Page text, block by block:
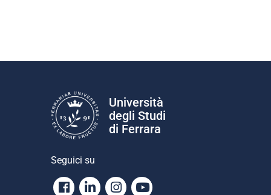
Università
degli Studi
di Ferrara
Seguici su
Facebook
LinkedinInstagram
Youtube